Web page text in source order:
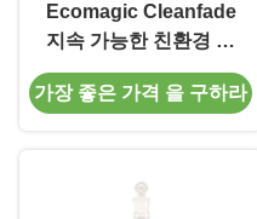
Ecomagic Cleanfade
지속 가능한 친환경 데
님 탈색을 위한 고성능
섬유 보조제
가장 좋은 가격 을 구하라